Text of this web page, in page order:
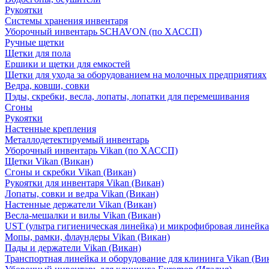
Рукоятки
Системы хранения инвентаря
Уборочный инвентарь SCHAVON (по ХАССП)
Ручные щетки
Щетки для пола
Ершики и щетки для емкостей
Щетки для ухода за оборудованием на молочных предприятиях
Ведра, ковши, совки
Пэды, скребки, весла, лопаты, лопатки для перемешивания
Сгоны
Рукоятки
Настенные крепления
Металлодетектируемый инвентарь
Уборочный инвентарь Vikan (по ХАССП)
Щетки Vikan (Викан)
Сгоны и скребки Vikan (Викан)
Рукоятки для инвентаря Vikan (Викан)
Лопаты, совки и ведра Vikan (Викан)
Настенные держатели Vikan (Викан)
Весла-мешалки и вилы Vikan (Викан)
UST (ультра гигиеническая линейка) и микрофибровая линейка
Мопы, рамки, флаундеры Vikan (Викан)
Пады и держатели Vikan (Викан)
Транспортная линейка и оборудование для клининга Vikan